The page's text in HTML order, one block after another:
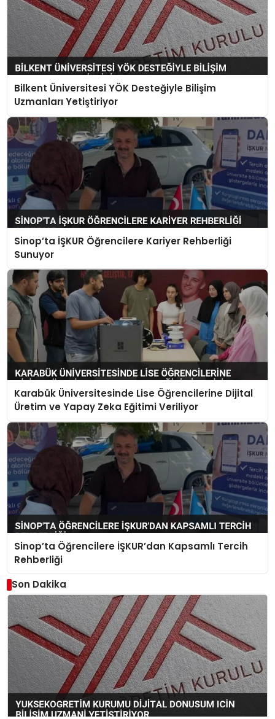
Bilkent Üniversitesi YÖK Desteğiyle Bilişim
Uzmanları Yetiştiriyor
Sinop’ta İŞKUR Öğrencilere Kariyer Rehberliği
Sunuyor
Karabük Üniversitesinde Lise Öğrencilerine Dijital
Üretim ve Yapay Zeka Eğitimi Veriliyor
Sinop’ta Öğrencilere İŞKUR’dan Kapsamlı Tercih
Rehberliği
Son Dakika